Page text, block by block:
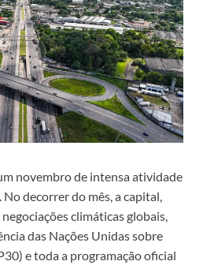
novembro de intensa atividade
decorrer do mês, a capital,
climáticas globais,
das Nações Unidas sobre
e toda a programação oficial